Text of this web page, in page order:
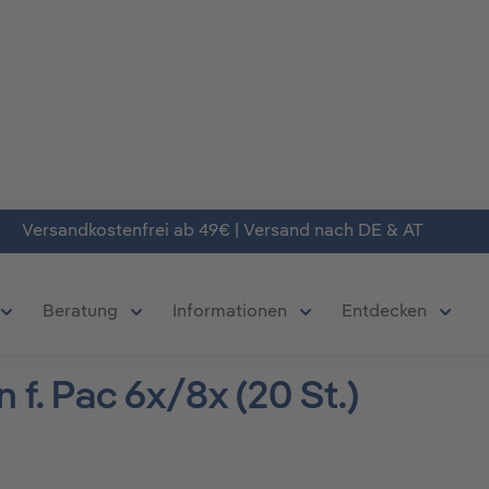
Versandkostenfrei ab 49€ | Versand nach DE & AT
das Dropdown der Kategorie Produkte
Öffne oder Schließe das Dropdown der Kategorie Deals
Beratung Informationen
Öffne oder Schließe
Entdecken
Öffne
f. Pac 6x/8x (20 St.)